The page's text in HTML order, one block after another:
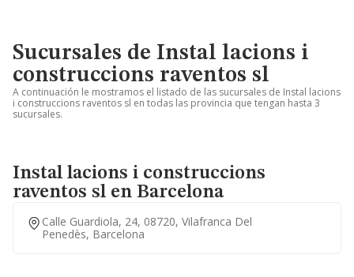
Sucursales de Instal lacions i
construccions raventos sl
A continuación le mostramos el listado de las sucursales de Instal lacions
i construccions raventos sl en todas las provincia que tengan hasta 3
sucursales.
Instal lacions i construccions
raventos sl en Barcelona
Calle Guardiola, 24, 08720, Vilafranca Del
Penedès, Barcelona